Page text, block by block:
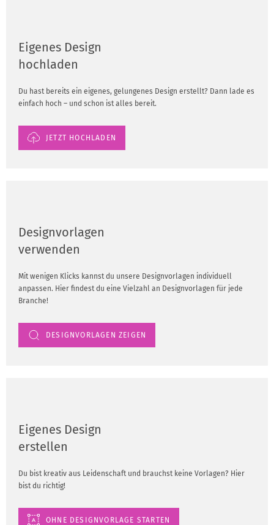
Eigenes Design
hochladen
Du hast bereits ein eigenes, gelungenes Design erstellt? Dann lade es
einfach hoch – und schon ist alles bereit.
JETZT HOCHLADEN
Designvorlagen
verwenden
Mit wenigen Klicks kannst du unsere Designvorlagen individuell
anpassen. Hier findest du eine Vielzahl an Designvorlagen für jede
Branche!
DESIGNVORLAGEN ZEIGEN
Eigenes Design
erstellen
Du bist kreativ aus Leidenschaft und brauchst keine Vorlagen? Hier
bist du richtig!
OHNE DESIGNVORLAGE STARTEN